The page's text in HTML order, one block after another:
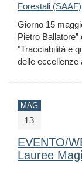
Forestali
Giorno 15
Pietro
"Tracciabilità e
delle eccellenze
MAG
13
EVENTO/
Lauree